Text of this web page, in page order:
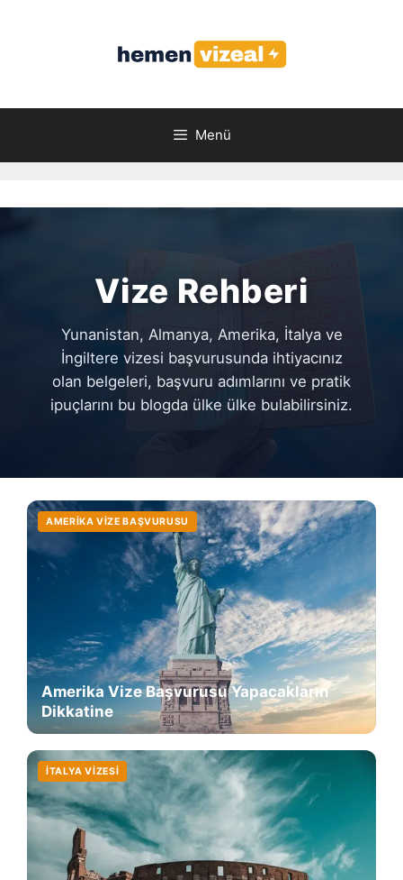
Menü
Vize Rehberi
Yunanistan, Almanya, Amerika, İtalya ve
İngiltere vizesi başvurusunda ihtiyacınız
olan belgeleri, başvuru adımlarını ve pratik
ipuçlarını bu blogda ülke ülke bulabilirsiniz.
AMERIKA VIZE BAŞVURUSU
Amerika Vize Başvurusu Yapacakların
Dikkatine
İTALYA VIZESI